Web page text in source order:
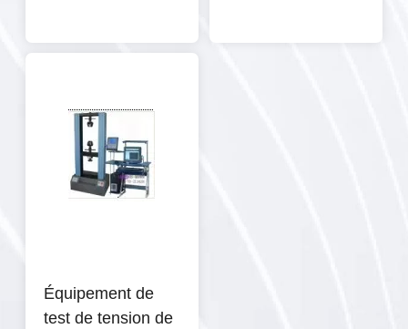
géologique
4-100Hz)
Équipement de
test de tension de